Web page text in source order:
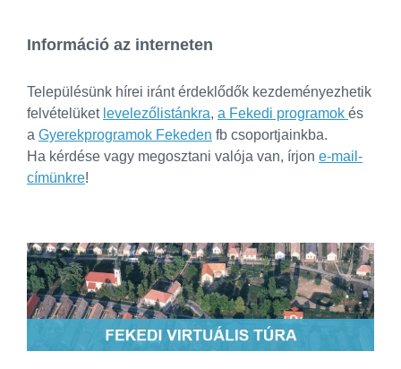
Információ az interneten
Településünk hírei iránt érdeklődők kezdeményezhetik
felvételüket levelezőlistánkra, a Fekedi programok és
a Gyerekprogramok Fekeden fb csoportjainkba.
Ha kérdése vagy megosztani valója van, írjon e-mail-
címünkre!